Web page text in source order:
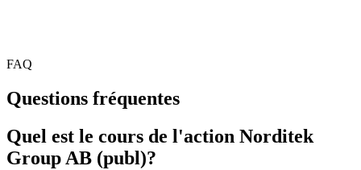
FAQ
Questions fréquentes
Quel est le cours de l'action Norditek
Group AB (publ)?